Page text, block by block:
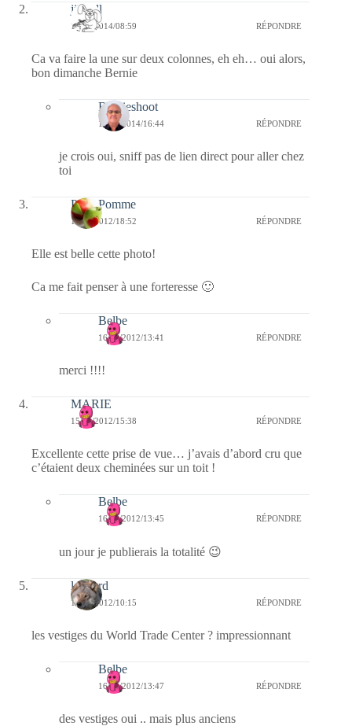
jill bill
14/09/2014/08:59 RÉPONDRE
Ca va faire la une sur deux colonnes, eh eh… oui alors,
bon dimanche Bernie
Bernieshoot
14/09/2014/16:44 RÉPONDRE
je crois oui, sniff pas de lien direct pour aller chez
toi
PetitePomme
15/09/2012/18:52 RÉPONDRE
Elle est belle cette photo!
Ca me fait penser à une forteresse 🙂
Belbe
16/09/2012/13:41 RÉPONDRE
merci !!!!
MARIE
15/09/2012/15:38 RÉPONDRE
Excellente cette prise de vue… j’avais d’abord cru que
c’étaient deux cheminées sur un toit !
Belbe
16/09/2012/13:45 RÉPONDRE
un jour je publierais la totalité 😉
louvard
15/09/2012/10:15 RÉPONDRE
les vestiges du World Trade Center ? impressionnant
Belbe
16/09/2012/13:47 RÉPONDRE
des vestiges oui .. mais plus anciens